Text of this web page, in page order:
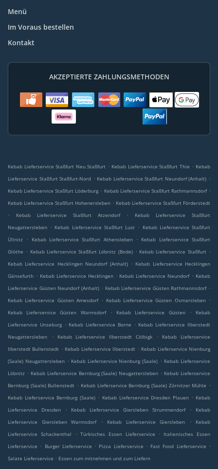
Menü
Im Voraus bestellen
Kontakt
AKZEPTIERTE ZAHLUNGSMETHODEN
Kebab Lieferservice Staßfurt Neu Staßfurt . Kebab Lieferservice Staßfurt Thie . Kebab
Lieferservice Staßfurt Staßfurt-Nord . Kebab Lieferservice Staßfurt Neundorf (Anhalt) .
Kebab Lieferservice Staßfurt Löderburg . Kebab Lieferservice Staßfurt Rathmannsdorf .
Kebab Lieferservice Staßfurt Hohenerxleben . Kebab Lieferservice Staßfurt Förderstedt
.
Kebab Lieferservice Staßfurt Atzendorf .
Kebab Lieferservice Staßfurt
Neugattersleben . Kebab Lieferservice Staßfurt Lust . Kebab Lieferservice Staßfurt
Üllnitz
. Kebab Lieferservice Staßfurt Athensleben . Kebab Lieferservice Staßfurt
Glöthe . Kebab Lieferservice Staßfurt Löbnitz (Bode) . Kebab Lieferservice Staßfurt .
Kebab Lieferservice Hecklingen Neundorf (Anhalt)
. Kebab Lieferservice Hecklingen
Gänsefurth . Kebab Lieferservice Hecklingen . Kebab Lieferservice Neundorf . Kebab
Lieferservice Güsten Neundorf (Anhalt) . Kebab Lieferservice Güsten Rathmannsdorf .
Kebab Lieferservice Güsten Amesdorf . Kebab Lieferservice Güsten Osmarsleben .
Kebab Lieferservice Güsten Warmsdorf
. Kebab Lieferservice Güsten .
Kebab
Lieferservice Unseburg . Kebab Lieferservice Borne . Kebab Lieferservice Ilberstedt
Neugattersleben
. Kebab Lieferservice Ilberstedt Cölbigk .
Kebab Lieferservice
Ilberstedt Bullenstedt . Kebab Lieferservice Ilberstedt . Kebab Lieferservice Nienburg
(Saale) Neugattersleben . Kebab Lieferservice Nienburg (Saale) . Kebab Lieferservice
Löbnitz . Kebab Lieferservice Bernburg (Saale) Neugattersleben . Kebab Lieferservice
Bernburg (Saale) Bullenstedt . Kebab Lieferservice Bernburg (Saale) Zörnitzer Mühle .
Kebab Lieferservice Bernburg (Saale) . Kebab Lieferservice Dresden Plauen . Kebab
Lieferservice Dresden
. Kebab Lieferservice Giersleben Strummendorf .
Kebab
Lieferservice Giersleben Warmsdorf
. Kebab Lieferservice Giersleben .
Kebab
Lieferservice Schackenthal
. Türkisches Essen Lieferservice . Italienisches Essen
Lieferservice . Burger Lieferservice . Pizza Lieferservice . Fast Food Lieferservice .
Salate Lieferservice . Essen zum mitnehmen und zum Liefern